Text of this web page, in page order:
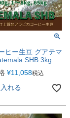
ヒー生豆 グアテマ
SHB 3kg
¥11,058税込
れる